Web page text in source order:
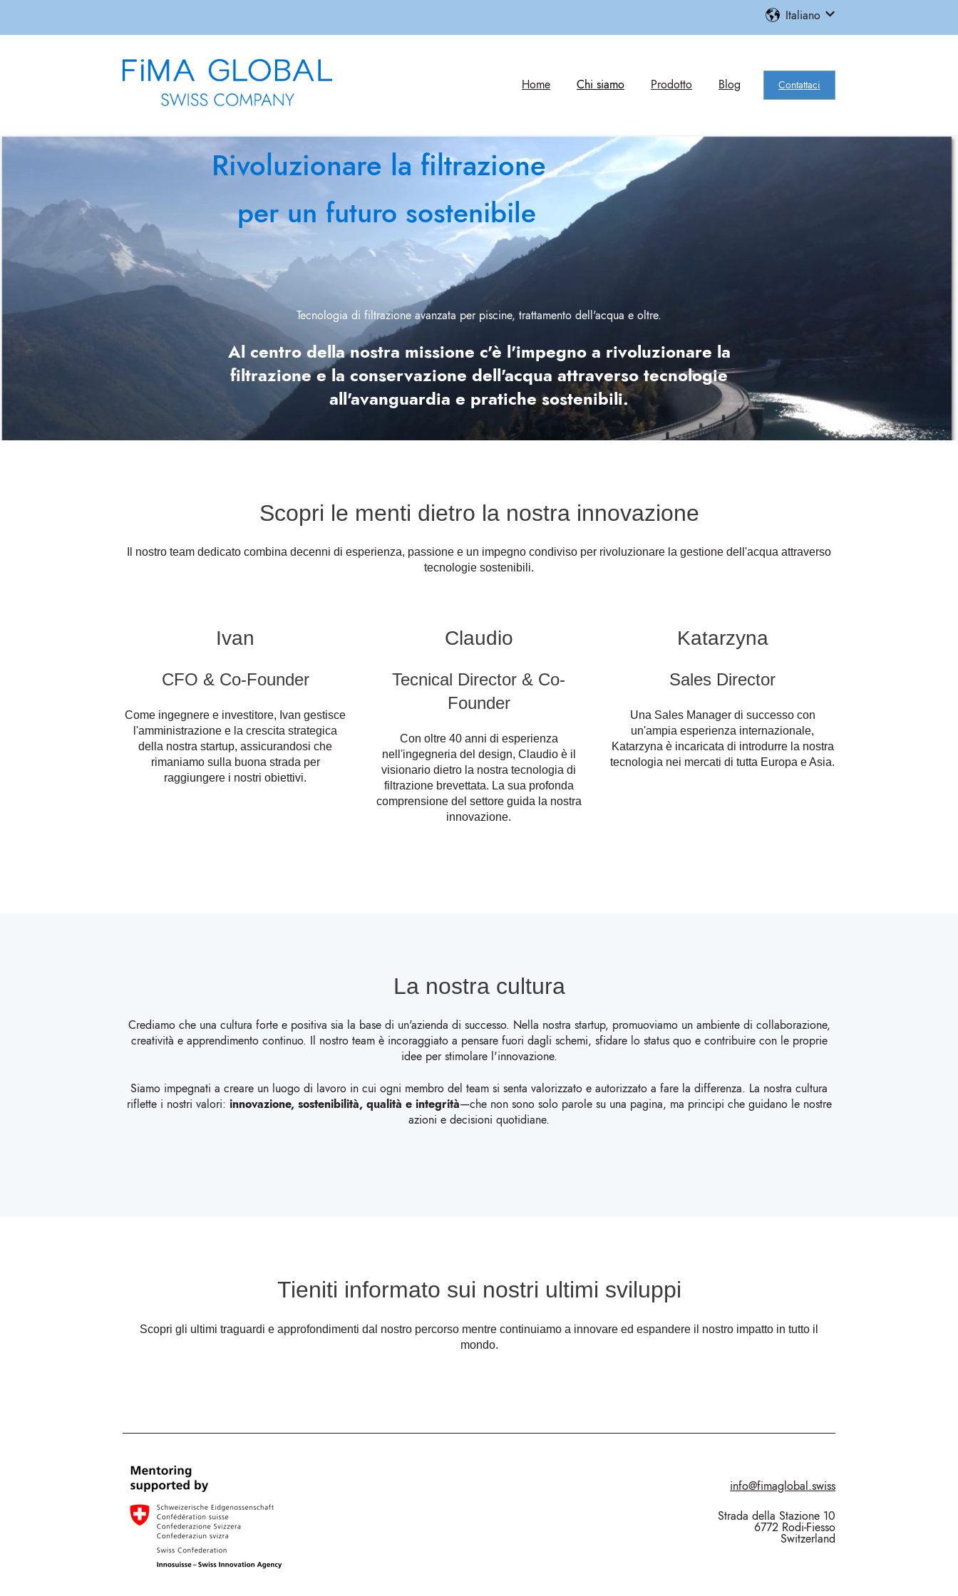
Italiano
Home Chi siamo Prodotto Blog Contattaci
Rivoluzionare la filtrazione
per un futuro sostenibile
Tecnologia di filtrazione avanzata per piscine, trattamento dell'acqua e oltre.
Al centro della nostra missione c'è l'impegno a rivoluzionare la
filtrazione e la conservazione dell'acqua attraverso tecnologie
all'avanguardia e pratiche sostenibili.
Scopri le menti dietro la nostra innovazione
Il nostro team dedicato combina decenni di esperienza, passione e un impegno condiviso per rivoluzionare la gestione dell'acqua attraverso
tecnologie sostenibili.
Ivan
CFO & Co-Founder
Come ingegnere e investitore, Ivan gestisce
l'amministrazione e la crescita strategica
della nostra startup, assicurandosi che
rimaniamo sulla buona strada per
raggiungere i nostri obiettivi.
Claudio
Tecnical Director & Co-
Founder
Con oltre 40 anni di esperienza
nell'ingegneria del design, Claudio è il
visionario dietro la nostra tecnologia di
filtrazione brevettata. La sua profonda
comprensione del settore guida la nostra
innovazione.
Katarzyna
Sales Director
Una Sales Manager di successo con
un'ampia esperienza internazionale,
Katarzyna è incaricata di introdurre la nostra
tecnologia nei mercati di tutta Europa e Asia.
La nostra cultura
Crediamo che una cultura forte e positiva sia la base di un'azienda di successo. Nella nostra startup, promuoviamo un ambiente di collaborazione,
creatività e apprendimento continuo. Il nostro team è incoraggiato a pensare fuori dagli schemi, sfidare lo status quo e contribuire con le proprie
idee per stimolare l'innovazione.
Siamo impegnati a creare un luogo di lavoro in cui ogni membro del team si senta valorizzato e autorizzato a fare la differenza. La nostra cultura
riflette i nostri valori: innovazione, sostenibilità, qualità e integrità—che non sono solo parole su una pagina, ma principi che guidano le nostre
azioni e decisioni quotidiane.
Tieniti informato sui nostri ultimi sviluppi
Scopri gli ultimi traguardi e approfondimenti dal nostro percorso mentre continuiamo a innovare ed espandere il nostro impatto in tutto il
mondo.
info@fimaglobal.swiss
Strada della Stazione 10
6772 Rodi-Fiesso
Switzerland